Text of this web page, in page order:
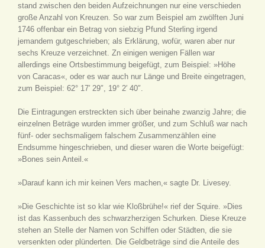
stand zwischen den beiden Aufzeichnungen nur eine verschieden
große Anzahl von Kreuzen. So war zum Beispiel am zwölften Juni
1746 offenbar ein Betrag von siebzig Pfund Sterling irgend
jemandem gutgeschrieben; als Erklärung, wofür, waren aber nur
sechs Kreuze verzeichnet. Zn einigen wenigen Fällen war
allerdings eine Ortsbestimmung beigefügt, zum Beispiel: »Höhe
von Caracas«, oder es war auch nur Länge und Breite eingetragen,
zum Beispiel: 62° 17′ 29″, 19° 2′ 40″.
Die Eintragungen erstreckten sich über beinahe zwanzig Jahre; die
einzelnen Beträge wurden immer größer, und zum Schluß war nach
fünf- oder sechsmaligem falschem Zusammenzählen eine
Endsumme hingeschrieben, und dieser waren die Worte beigefügt:
»Bones sein Anteil.«
»Darauf kann ich mir keinen Vers machen,« sagte Dr. Livesey.
»Die Geschichte ist so klar wie Kloßbrühe!« rief der Squire. »Dies
ist das Kassenbuch des schwarzherzigen Schurken. Diese Kreuze
stehen an Stelle der Namen von Schiffen oder Städten, die sie
versenkten oder plünderten. Die Geldbeträge sind die Anteile des